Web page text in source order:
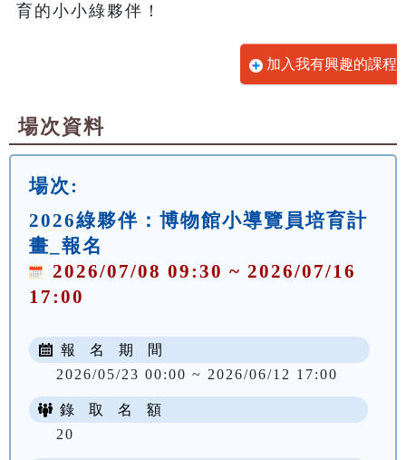
育的小小綠夥伴！
加入我有興趣的課程
場次資料
場次:
2026綠夥伴：博物館小導覽員培育計
畫_報名
2026/07/08 09:30 ~ 2026/07/16
17:00
報 名 期 間
2026/05/23 00:00 ~ 2026/06/12 17:00
錄 取 名 額
20